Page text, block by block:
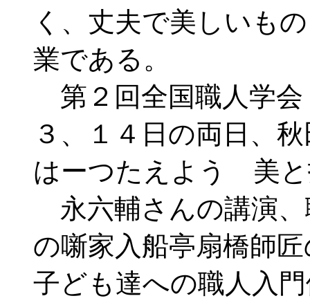
く、丈夫で美しいも
業である。
第２回全国職人学会
３、１４日の両日、
はーつたえよう 美と
永六輔さんの講演
の噺家入船亭扇橋師
子ども達への職人入